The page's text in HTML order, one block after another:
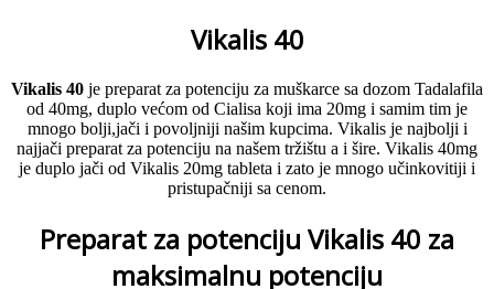
Vikalis 40
Vikalis 40 je preparat za potenciju za muškarce sa dozom Tadalafila
od 40mg, duplo većom od Cialisa koji ima 20mg i samim tim je
mnogo bolji,jači i povoljniji našim kupcima. Vikalis je najbolji i
najjači preparat za potenciju na našem tržištu a i šire. Vikalis 40mg
je duplo jači od Vikalis 20mg tableta i zato je mnogo učinkovitiji i
pristupačniji sa cenom.
Preparat za potenciju Vikalis 40 za
maksimalnu potenciju